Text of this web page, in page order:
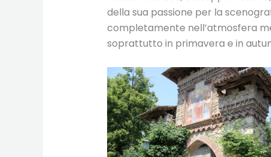
della sua passione per la
completamente nell’atmosfera
soprattutto in primavera e in